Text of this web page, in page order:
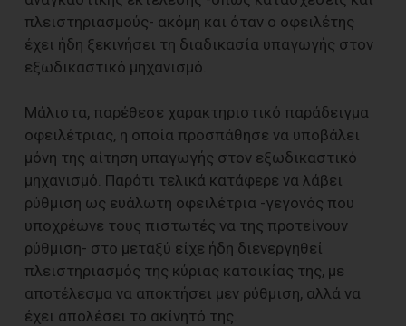
πλειστηριασμούς- ακόμη και όταν ο οφειλέτης
έχει ήδη ξεκινήσει τη διαδικασία υπαγωγής στον
εξωδικαστικό μηχανισμό.
Μάλιστα, παρέθεσε χαρακτηριστικό παράδειγμα
οφειλέτριας, η οποία προσπάθησε να υποβάλει
μόνη της αίτηση υπαγωγής στον εξωδικαστικό
μηχανισμό. Παρότι τελικά κατάφερε να λάβει
ρύθμιση ως ευάλωτη οφειλέτρια -γεγονός που
υποχρέωνε τους πιστωτές να της προτείνουν
ρύθμιση- στο μεταξύ είχε ήδη διενεργηθεί
πλειστηριασμός της κύριας κατοικίας της, με
αποτέλεσμα να αποκτήσει μεν ρύθμιση, αλλά να
έχει απολέσει το ακίνητό της.